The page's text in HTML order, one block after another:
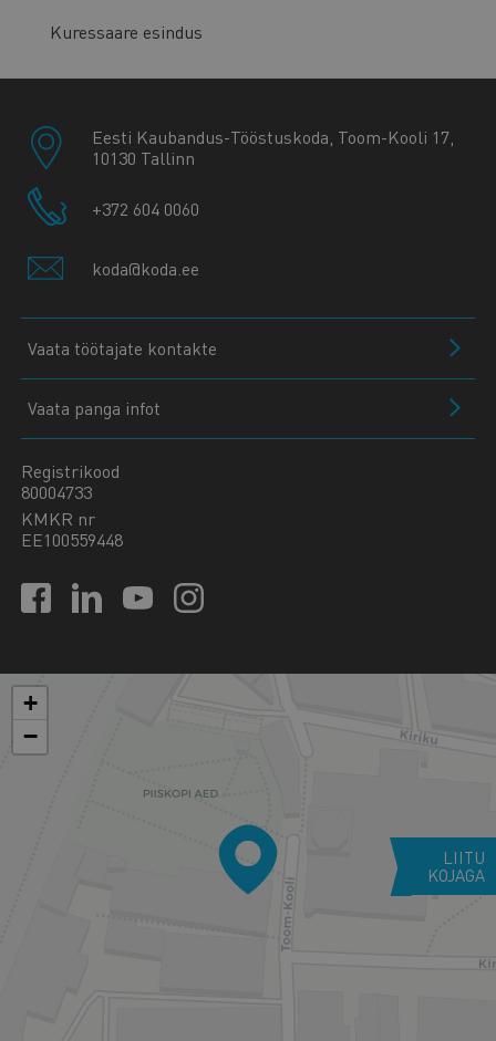
Kuressaare esindus
Eesti Kaubandus-Tööstuskoda, Toom-Kooli 17,
10130 Tallinn
+372 604 0060
koda@koda.ee
Vaata töötajate kontakte
Vaata panga infot
Registrikood
80004733
KMKR nr
EE100559448
+
−
LIITU
KOJAGA